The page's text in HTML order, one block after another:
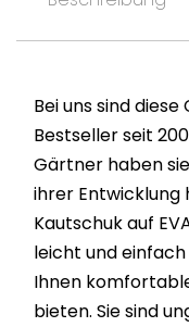
Bei uns sind diese
Bestseller seit
Gärtner haben
ihrer
Kautschuk auf
leicht und
Ihnen
bieten. Sie sind